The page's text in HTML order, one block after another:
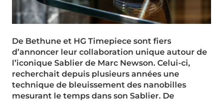
De Bethune et HG Timepiece sont fiers
d’annoncer leur collaboration unique autour de
l’iconique Sablier de Marc Newson. Celui-ci,
recherchait depuis plusieurs années une
technique de bleuissement des nanobilles
mesurant le temps dans son Sablier. De